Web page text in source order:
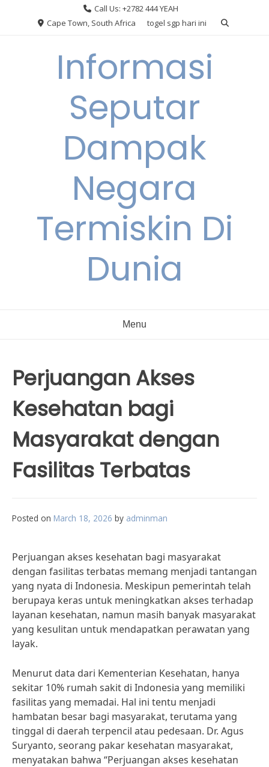
Call Us: +2782 444 YEAH
Cape Town, South Africa
togel sgp hari ini
Informasi
Seputar
Dampak
Negara
Termiskin Di
Dunia
Menu
Perjuangan Akses
Kesehatan bagi
Masyarakat dengan
Fasilitas Terbatas
Posted on March 18, 2026 by adminman
Perjuangan akses kesehatan bagi masyarakat
dengan fasilitas terbatas memang menjadi tantangan
yang nyata di Indonesia. Meskipun pemerintah telah
berupaya keras untuk meningkatkan akses terhadap
layanan kesehatan, namun masih banyak masyarakat
yang kesulitan untuk mendapatkan perawatan yang
layak.
Menurut data dari Kementerian Kesehatan, hanya
sekitar 10% rumah sakit di Indonesia yang memiliki
fasilitas yang memadai. Hal ini tentu menjadi
hambatan besar bagi masyarakat, terutama yang
tinggal di daerah terpencil atau pedesaan. Dr. Agus
Suryanto, seorang pakar kesehatan masyarakat,
menyatakan bahwa “Perjuangan akses kesehatan